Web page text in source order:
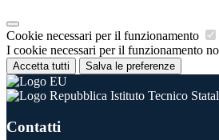
Cookie necessari per il funzionamento
I cookie necessari per il funzionamento
Accetta tutti Salva le preferenze
Istituto Tecnico
Contatti